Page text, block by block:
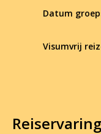
Datum
Visumvrij